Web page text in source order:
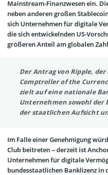
Mainstream-Finanzwesen ein.
neben anderen großen
sich Unternehmen für digitale
die sich entwickelnden US-
größeren Anteil am globalen
Der Antrag von Ripple,
Comptroller of the
zielt auf eine nationale
Unternehmen sowohl der
der staatlichen Aufsicht
Im Falle einer Genehmigung
Club beitreten – derzeit ist
Unternehmen für digitale
bundesstaatlichen Banklizenz in